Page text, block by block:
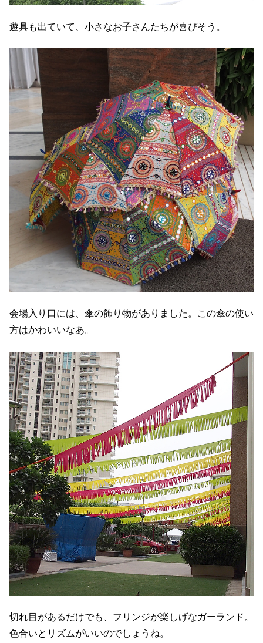
遊具も出ていて、小さなお子さんたちが喜びそう。
会場入り口には、傘の飾り物がありました。この傘の使い
方はかわいいなあ。
切れ目があるだけでも、フリンジが楽しげなガーランド。
色合いとリズムがいいのでしょうね。